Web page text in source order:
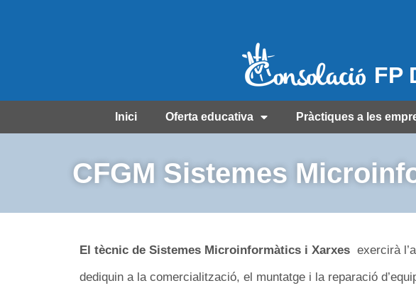
FP
Inici Oferta educativa Pràctiques a les
CFGM Sistemes
El tècnic de Sistemes Microinformàtics i Xarxes exercirà
dediquin a la comercialització, el muntatge i la reparació